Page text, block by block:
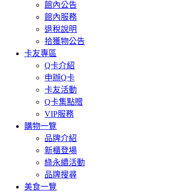
館內公告
館內服務
退稅說明
拾獲物公告
卡友專區
Q卡介紹
申辦Q卡
卡友活動
Q卡集點贈
VIP服務
購物一覽
品牌介紹
新櫃登場
綠永續活動
品牌搜尋
美食一覽